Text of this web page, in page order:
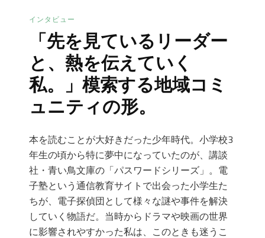
インタビュー
「先を見ているリーダー
と、熱を伝えていく
私。」模索する地域コミ
ュニティの形。
本を読むことが大好きだった少年時代。小学校3
年生の頃から特に夢中になっていたのが、講談
社・青い鳥文庫の「パスワードシリーズ」。電
子塾という通信教育サイトで出会った小学生た
ちが、電子探偵団として様々な謎や事件を解決
していく物語だ。当時からドラマや映画の世界
に影響されやすかった私は、このときも迷うこ